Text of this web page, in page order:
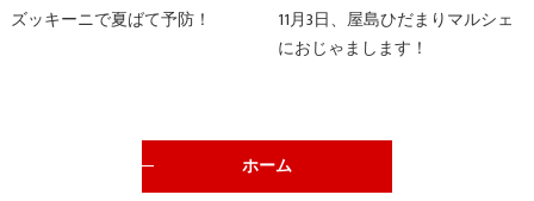
ズッキーニで夏ばて予防！
11月3日、屋島ひだまりマルシェ
におじゃまします！
ホーム